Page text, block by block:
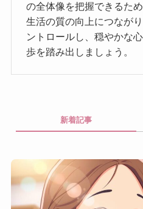
の全体像を把握できるた
生活の質の向上につなが
ントロールし、穏やかな
歩を踏み出しましょう。
新着記事